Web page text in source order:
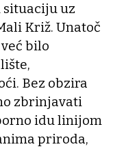
situaciju uz
Križ. Unatoč
bilo
Bez obzira
zbrinjavati
idu linijom
priroda,